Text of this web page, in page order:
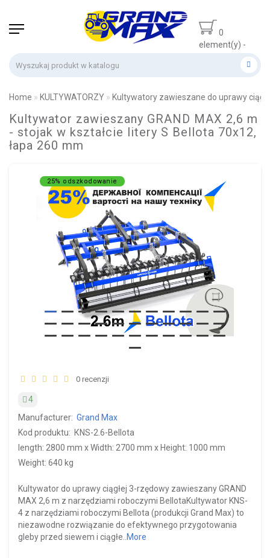
0
element(y) -
Home KULTYWATORZY Kultywatory zawieszane do uprawy
Kultywator zawieszany GRAND MAX 2,6 m
- stojak w kształcie litery S Bellota 70x12,
łapa 260 mm
25% odszkodowanie
0 recenzji
4
Manufacturer: Grand Max
Kod produktu: КNS-2.6-Bellota
length: 2800 mm x Width: 2700 mm x Height: 1000 mm
Weight: 640 kg
Kultywator do uprawy ciągłej 3-rzędowy zawieszany GRAND
MAX 2,6 m z narzędziami roboczymi BellotaKultywator KNS-
4 z narzędziami roboczymi Bellota (produkcji Grand Max) to
niezawodne rozwiązanie do efektywnego przygotowania
gleby przed siewem i ciągłe.. More